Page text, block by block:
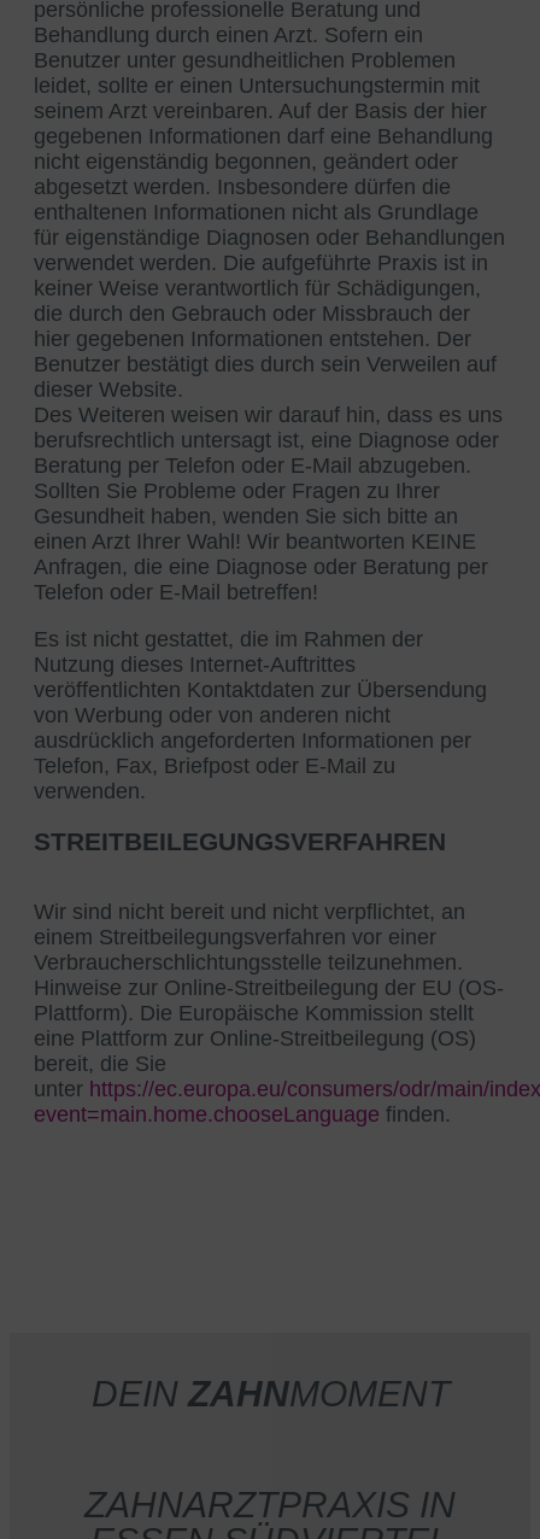
persönliche professionelle Beratung und
Behandlung durch einen Arzt. Sofern ein
Benutzer unter gesundheitlichen Problemen
leidet, sollte er einen Untersuchungstermin mit
seinem Arzt vereinbaren. Auf der Basis der hier
gegebenen Informationen darf eine Behandlung
nicht eigenständig begonnen, geändert oder
abgesetzt werden. Insbesondere dürfen die
enthaltenen Informationen nicht als Grundlage
für eigenständige Diagnosen oder Behandlungen
verwendet werden. Die aufgeführte Praxis ist in
keiner Weise verantwortlich für Schädigungen,
die durch den Gebrauch oder Missbrauch der
hier gegebenen Informationen entstehen. Der
Benutzer bestätigt dies durch sein Verweilen auf
dieser Website.
Des Weiteren weisen wir darauf hin, dass es uns
berufsrechtlich untersagt ist, eine Diagnose oder
Beratung per Telefon oder E-Mail abzugeben.
Sollten Sie Probleme oder Fragen zu Ihrer
Gesundheit haben, wenden Sie sich bitte an
einen Arzt Ihrer Wahl! Wir beantworten KEINE
Anfragen, die eine Diagnose oder Beratung per
Telefon oder E-Mail betreffen!
Es ist nicht gestattet, die im Rahmen der
Nutzung dieses Internet-Auftrittes
veröffentlichten Kontaktdaten zur Übersendung
von Werbung oder von anderen nicht
ausdrücklich angeforderten Informationen per
Telefon, Fax, Briefpost oder E-Mail zu
verwenden.
STREITBEILEGUNGSVERFAHREN
Wir sind nicht bereit und nicht verpflichtet, an
einem Streitbeilegungsverfahren vor einer
Verbraucherschlichtungsstelle teilzunehmen.
Hinweise zur Online-Streitbeilegung der EU (OS-
Plattform). Die Europäische Kommission stellt
eine Plattform zur Online-Streitbeilegung (OS)
bereit, die Sie
unter https://ec.europa.eu/consumers/odr/main/
event=main.home.chooseLanguage finden.
DEIN ZAHNMOMENT
ZAHNARZTPRAXIS IN